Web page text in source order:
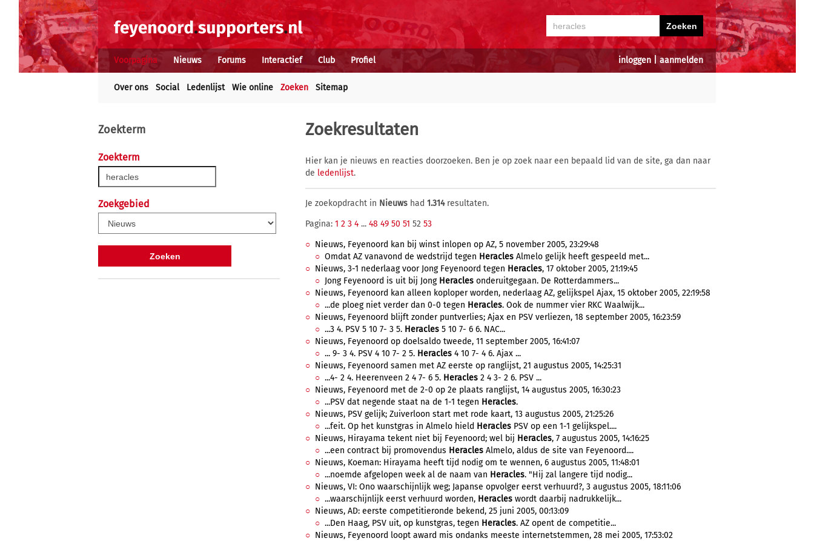
inloggen aanmelden
Voorpagina Nieuws Forums Interactief Club Profiel
Over ons Social Ledenlijst Wie online Zoeken Sitemap
Zoekterm
Zoekterm
Zoekgebied
Zoekresultaten
Hier kan je nieuws en reacties doorzoeken. Ben je op zoek naar een bepaald lid van de site, ga dan naar
de ledenlijst.
Je zoekopdracht in Nieuws had 1.314resultaten.
Pagina: 1 2 3 4 ... 48 49 50 51 52 53
Nieuws, Feyenoord kan bij winst inlopen op AZ, 5 november 2005, 23:29:48
Omdat AZ vanavond de wedstrijd tegen Heracles Almelo gelijk heeft gespeeld met...
Nieuws, 3-1 nederlaag voor Jong Feyenoord tegen Heracles, 17 oktober 2005, 21:19:45
Jong Feyenoord is uit bij Jong Heracles onderuitgegaan. De Rotterdammers...
Nieuws, Feyenoord kan alleen koploper worden, nederlaag AZ, gelijkspel Ajax, 15 oktober 2005, 22:19:58
...de ploeg niet verder dan 0-0 tegen Heracles. Ook de nummer vier RKC Waalwijk...
Nieuws, Feyenoord blijft zonder puntverlies; Ajax en PSV verliezen, 18 september 2005, 16:23:59
...3 4. PSV 5 10 7- 3 5. Heracles 5 10 7- 6 6. NAC...
Nieuws, Feyenoord op doelsaldo tweede, 11 september 2005, 16:41:07
... 9- 3 4. PSV 4 10 7- 2 5. Heracles 4 10 7- 4 6. Ajax ...
Nieuws, Feyenoord samen met AZ eerste op ranglijst, 21 augustus 2005, 14:25:31
...4- 2 4. Heerenveen 2 4 7- 6 5. Heracles 2 4 3- 2 6. PSV ...
Nieuws, Feyenoord met de 2-0 op 2e plaats ranglijst, 14 augustus 2005, 16:30:23
...PSV dat negende staat na de 1-1 tegen Heracles.
Nieuws, PSV gelijk; Zuiverloon start met rode kaart, 13 augustus 2005, 21:25:26
...feit. Op het kunstgras in Almelo hield Heracles PSV op een 1-1 gelijkspel....
Nieuws, Hirayama tekent niet bij Feyenoord; wel bij Heracles, 7 augustus 2005, 14:16:25
...een contract bij promovendus Heracles Almelo, aldus de site van Feyenoord....
Nieuws, Koeman: Hirayama heeft tijd nodig om te wennen, 6 augustus 2005, 11:48:01
...noemde afgelopen week al de naam van Heracles. "Hij zal langere tijd nodig...
Nieuws, VI: Ono waarschijnlijk weg; Japanse opvolger eerst verhuurd?, 3 augustus 2005, 18:11:06
...waarschijnlijk eerst verhuurd worden, Heracles wordt daarbij nadrukkelijk...
Nieuws, AD: eerste competitieronde bekend, 25 juni 2005, 00:13:09
...Den Haag, PSV uit, op kunstgras, tegen Heracles. AZ opent de competitie...
Nieuws, Feyenoord loopt award mis ondanks meeste internetstemmen, 28 mei 2005, 17:53:02